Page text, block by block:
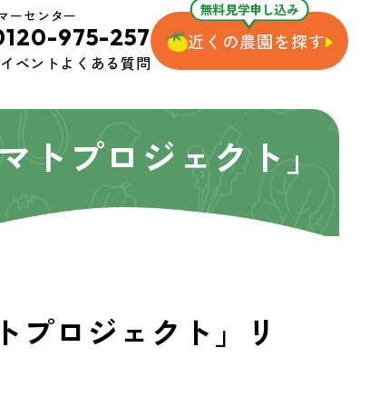
ーセンター
975-257
イベントよくある質問
無料見学申し込み
近くの農園を探す
トプロジェクト」
プロジェクト」リ